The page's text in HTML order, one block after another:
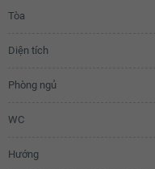
Tòa
Diện tích
Phòng ngủ
WC
Hướng